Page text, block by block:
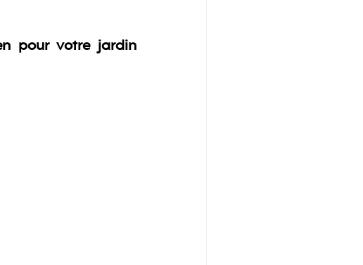
pour votre jardin